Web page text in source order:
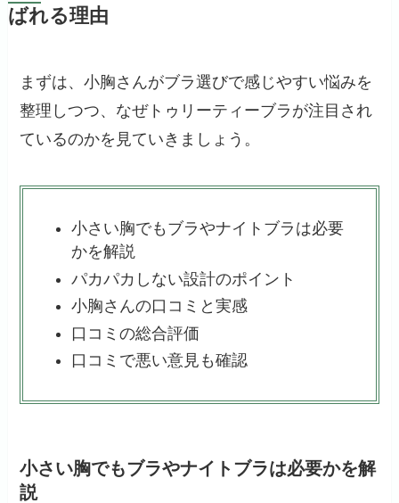
ばれる理由
まずは、小胸さんがブラ選びで感じやすい悩みを
整理しつつ、なぜトゥリーティーブラが注目され
ているのかを見ていきましょう。
小さい胸でもブラやナイトブラは必要
かを解説
パカパカしない設計のポイント
小胸さんの口コミと実感
口コミの総合評価
口コミで悪い意見も確認
小さい胸でもブラやナイトブラは必要かを解
説